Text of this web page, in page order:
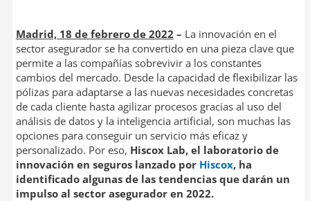
Madrid, 18 de febrero de 2022 – La innovación en el
sector asegurador se ha convertido en una pieza clave que
permite a las compañías sobrevivir a los constantes
cambios del mercado. Desde la capacidad de flexibilizar las
pólizas para adaptarse a las nuevas necesidades concretas
de cada cliente hasta agilizar procesos gracias al uso del
análisis de datos y la inteligencia artificial, son muchas las
opciones para conseguir un servicio más eficaz y
personalizado. Por eso, Hiscox Lab, el laboratorio de
innovación en seguros lanzado por Hiscox, ha
identificado algunas de las tendencias que darán un
impulso al sector asegurador en 2022.